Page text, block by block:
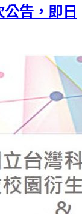
告，即日